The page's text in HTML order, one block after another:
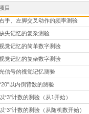
目
手、左脚交叉动作的频率测验
失记忆的复杂测验
觉记忆的简单数字测验
觉记忆的复杂数字测验
信号的视觉记忆测验
以内倒背数的测验
以“3"计数的测验（从1开始）
以“3"计数的测验（从随机数开始）